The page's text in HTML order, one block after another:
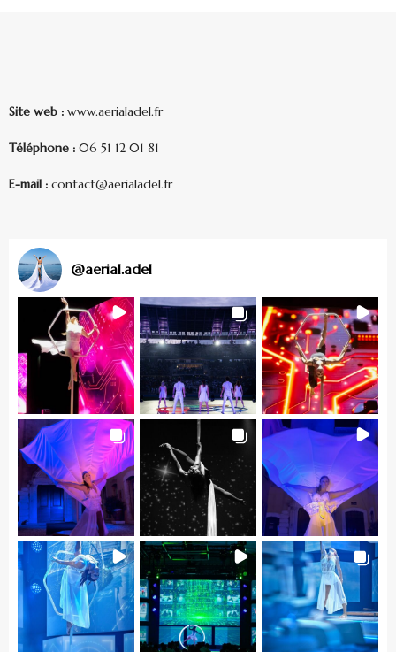
Site web : www.aerialadel.fr
Téléphone : 06 51 12 01 81
E-mail : contact@aerialadel.fr
@aerial.adel